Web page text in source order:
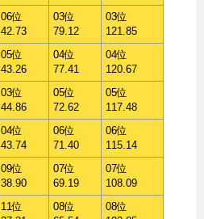
06位
42.73
03位
79.12
03位
121.85
05位
43.26
04位
77.41
04位
120.67
03位
44.86
05位
72.62
05位
117.48
04位
43.74
06位
71.40
06位
115.14
09位
38.90
07位
69.19
07位
108.09
11位
08位
08位